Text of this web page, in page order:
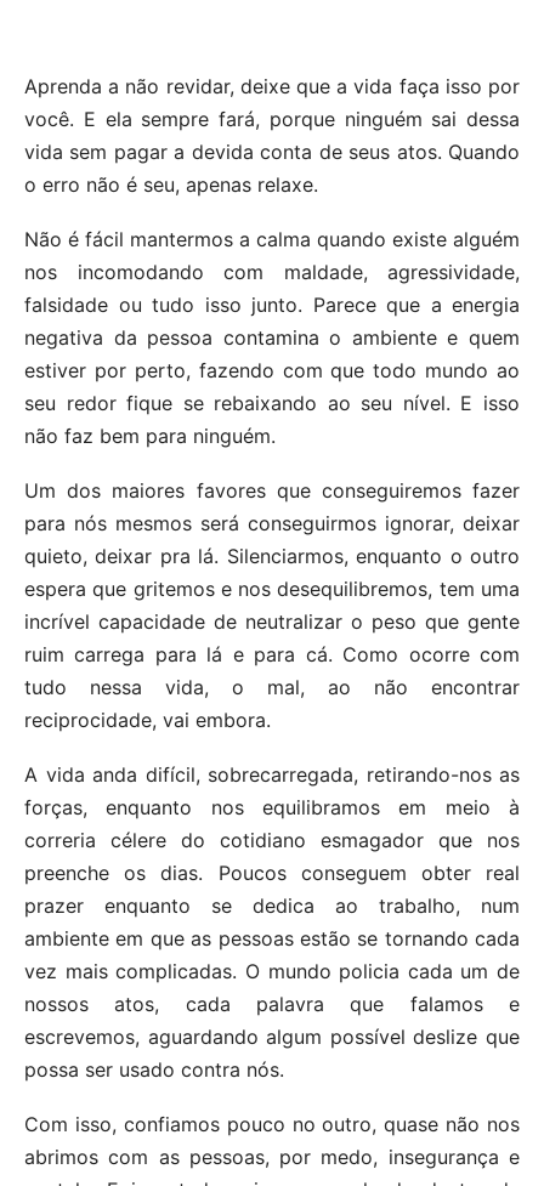
Aprenda a não revidar, deixe que a vida faça isso por
você. E ela sempre fará, porque ninguém sai dessa
vida sem pagar a devida conta de seus atos. Quando
o erro não é seu, apenas relaxe.
Não é fácil mantermos a calma quando existe alguém
nos incomodando com maldade, agressividade,
falsidade ou tudo isso junto. Parece que a energia
negativa da pessoa contamina o ambiente e quem
estiver por perto, fazendo com que todo mundo ao
seu redor fique se rebaixando ao seu nível. E isso
não faz bem para ninguém.
Um dos maiores favores que conseguiremos fazer
para nós mesmos será conseguirmos ignorar, deixar
quieto, deixar pra lá. Silenciarmos, enquanto o outro
espera que gritemos e nos desequilibremos, tem uma
incrível capacidade de neutralizar o peso que gente
ruim carrega para lá e para cá. Como ocorre com
tudo nessa vida, o mal, ao não encontrar
reciprocidade, vai embora.
A vida anda difícil, sobrecarregada, retirando-nos as
forças, enquanto nos equilibramos em meio à
correria célere do cotidiano esmagador que nos
preenche os dias. Poucos conseguem obter real
prazer enquanto se dedica ao trabalho, num
ambiente em que as pessoas estão se tornando cada
vez mais complicadas. O mundo policia cada um de
nossos atos, cada palavra que falamos e
escrevemos, aguardando algum possível deslize que
possa ser usado contra nós.
Com isso, confiamos pouco no outro, quase não nos
abrimos com as pessoas, por medo, insegurança e